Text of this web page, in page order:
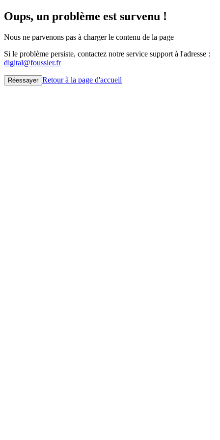
Oups, un problème est survenu !
Nous ne parvenons pas à charger le contenu de la page
Si le problème persiste, contactez notre service support à l'adresse :
digital@foussier.fr
Réessayer Retour à la page d'accueil